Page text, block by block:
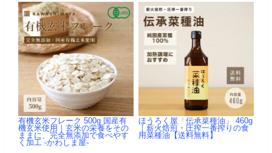
有機玄米フレーク 500g 国産有
機玄米使用｜玄米の栄養をその
ままに、完全無添加で食べやす
く加工 -かわしま屋-
ほうろく屋「伝承菜種油」 460g
｜薪火焙煎・圧搾一番搾りの食
用菜種油【送料無料】